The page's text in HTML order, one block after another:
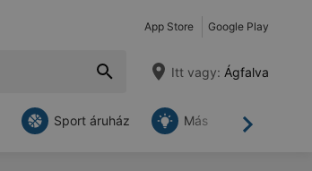
App Store Google Play
Itt vagy: Ágfalva
Tovább
Sport áruház Más